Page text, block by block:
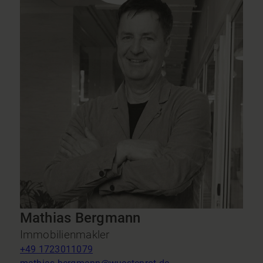
Mathias Bergmann
Immobilienmakler
+49 1723011079